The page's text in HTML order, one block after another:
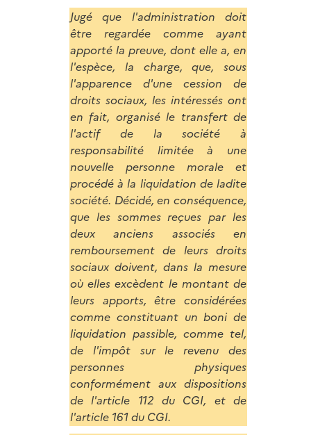
Jugé que l'administration doit
être regardée comme ayant
apporté la preuve, dont elle a, en
l'espèce, la charge, que, sous
l'apparence d'une cession de
droits sociaux, les intéressés ont
en fait, organisé le transfert de
l'actif de la société à
responsabilité limitée à une
nouvelle personne morale et
procédé à la liquidation de ladite
société. Décidé, en conséquence,
que les sommes reçues par les
deux anciens associés en
remboursement de leurs droits
sociaux doivent, dans la mesure
où elles excèdent le montant de
leurs apports, être considérées
comme constituant un boni de
liquidation passible, comme tel,
de l'impôt sur le revenu des
personnes physiques
conformément aux dispositions
de l'article 112 du CGI, et de
l'article 161 du CGI.